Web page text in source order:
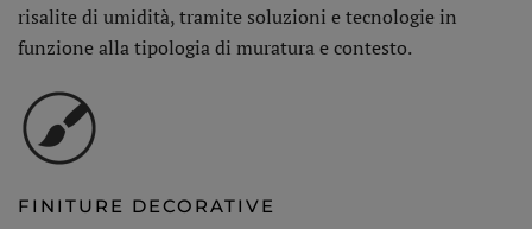
risalite di umidità, tramite soluzioni e tecnologie in
funzione alla tipologia di muratura e contesto.
FINITURE DECORATIVE